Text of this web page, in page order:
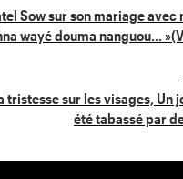
Sow sur son mariage avec
wayé douma nanguou…
tristesse sur les visages, Un
été tabassé par